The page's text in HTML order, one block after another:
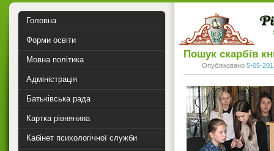
1 2
Пошук скарбів
Опубліковано 5-05-
Головна
Форми освіти
Мовна політика
Адміністрація
Батьківська рада
Картка рівнянина
Кабінет психологічної служби